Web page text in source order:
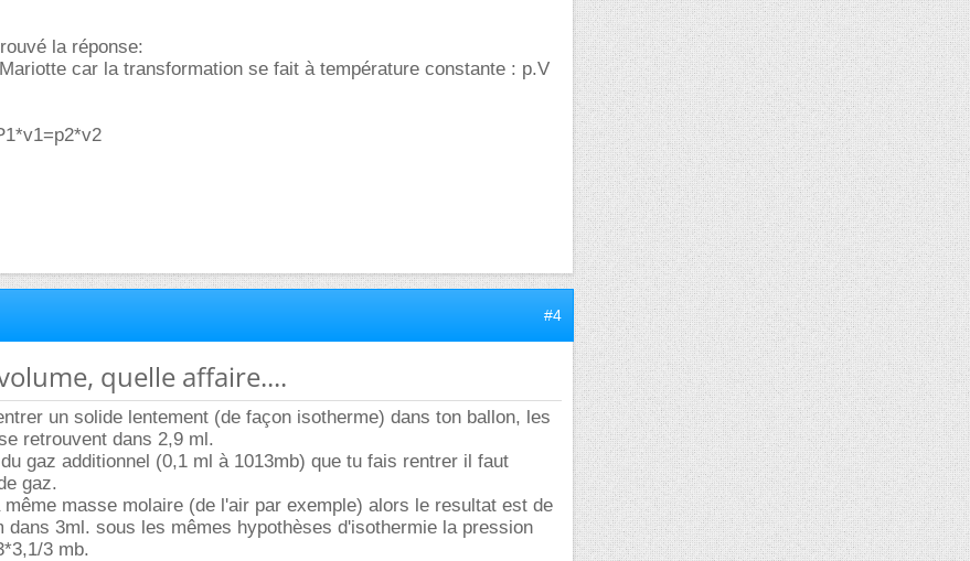
la réponse:
car la transformation se fait à température constante : p.V
#4
quelle affaire....
un solide lentement (de façon isotherme) dans ton ballon, les
retrouvent dans 2,9 ml.
gaz additionnel (0,1 ml à 1013mb) que tu fais rentrer il faut
gaz.
masse molaire (de l'air par exemple) alors le resultat est de
dans 3ml. sous les mêmes hypothèses d'isothermie la pression
3 mb.